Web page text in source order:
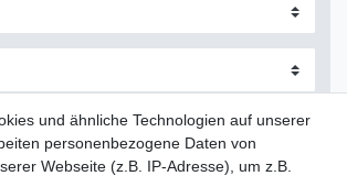
und ähnliche Technologien auf unserer
personenbezogene Daten von
Webseite (z.B. IP-Adresse), um z.B.